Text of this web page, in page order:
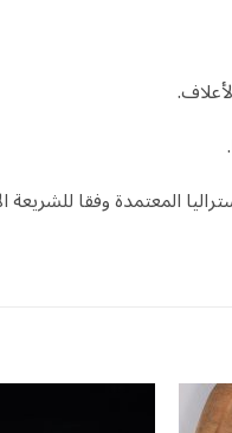
المعتمدة وفقا للشريعة